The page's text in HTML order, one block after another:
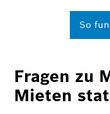
So
Fragen zu
Mieten